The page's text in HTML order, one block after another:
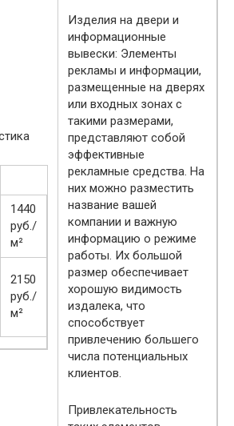
1440
руб./
м²
2150
руб./
м²
Изделия на двери и
информационные
вывески: Элементы
рекламы и информации,
размещенные на дверях
или входных зонах с
такими размерами,
представляют собой
эффективные
рекламные средства. На
них можно разместить
название вашей
компании и важную
информацию о режиме
работы. Их большой
размер обеспечивает
хорошую видимость
издалека, что
способствует
привлечению большего
числа потенциальных
клиентов.
Привлекательность